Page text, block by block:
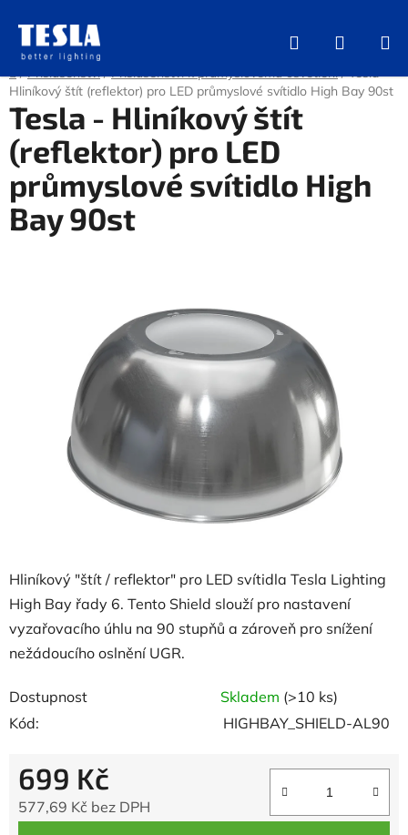
obsah
Hledat
KOŠÍK
/ Příslušenství / Příslušenství k průmyslovému osvětlení / Tesla -
Hliníkový štít (reflektor) pro LED průmyslové svítidlo High Bay 90st
Hliníkový "štít / reflektor" pro LED svítidla Tesla Lighting
High Bay řady 6. Tento Shield slouží pro nastavení
vyzařovacího úhlu na 90 stupňů a zároveň pro snížení
nežádoucího oslnění UGR.
Dostupnost Skladem (>10 ks)
Kód:
HIGHBAY_SHIELD-AL90
699 Kč
577,69 Kč bez DPH
Tesla - Hliníkový štít
(reflektor) pro LED
průmyslové svítidlo High
Bay 90st